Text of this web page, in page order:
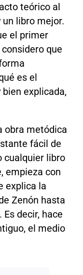
teórico al
libro mejor.
el primer
que
es el
explicada,
obra metódica
fácil de
cualquier libro
empieza con
explica la
Zenón hasta
decir, hace
el medio